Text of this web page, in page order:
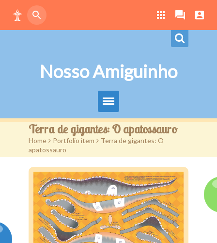
Nosso Amiguinho
Eduque Brincando
Letras
Play
Downloads
Atividades
Assine
Terra de gigantes: O apatossauro
Home > Portfolio item > Terra de gigantes: O
apatossauro